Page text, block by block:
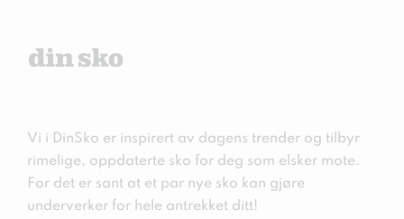
Vi i DinSko er inspirert av dagens trender og tilbyr
rimelige, oppdaterte sko for deg som elsker mote.
For det er sant at et par nye sko kan gjøre
underverker for hele antrekket ditt!